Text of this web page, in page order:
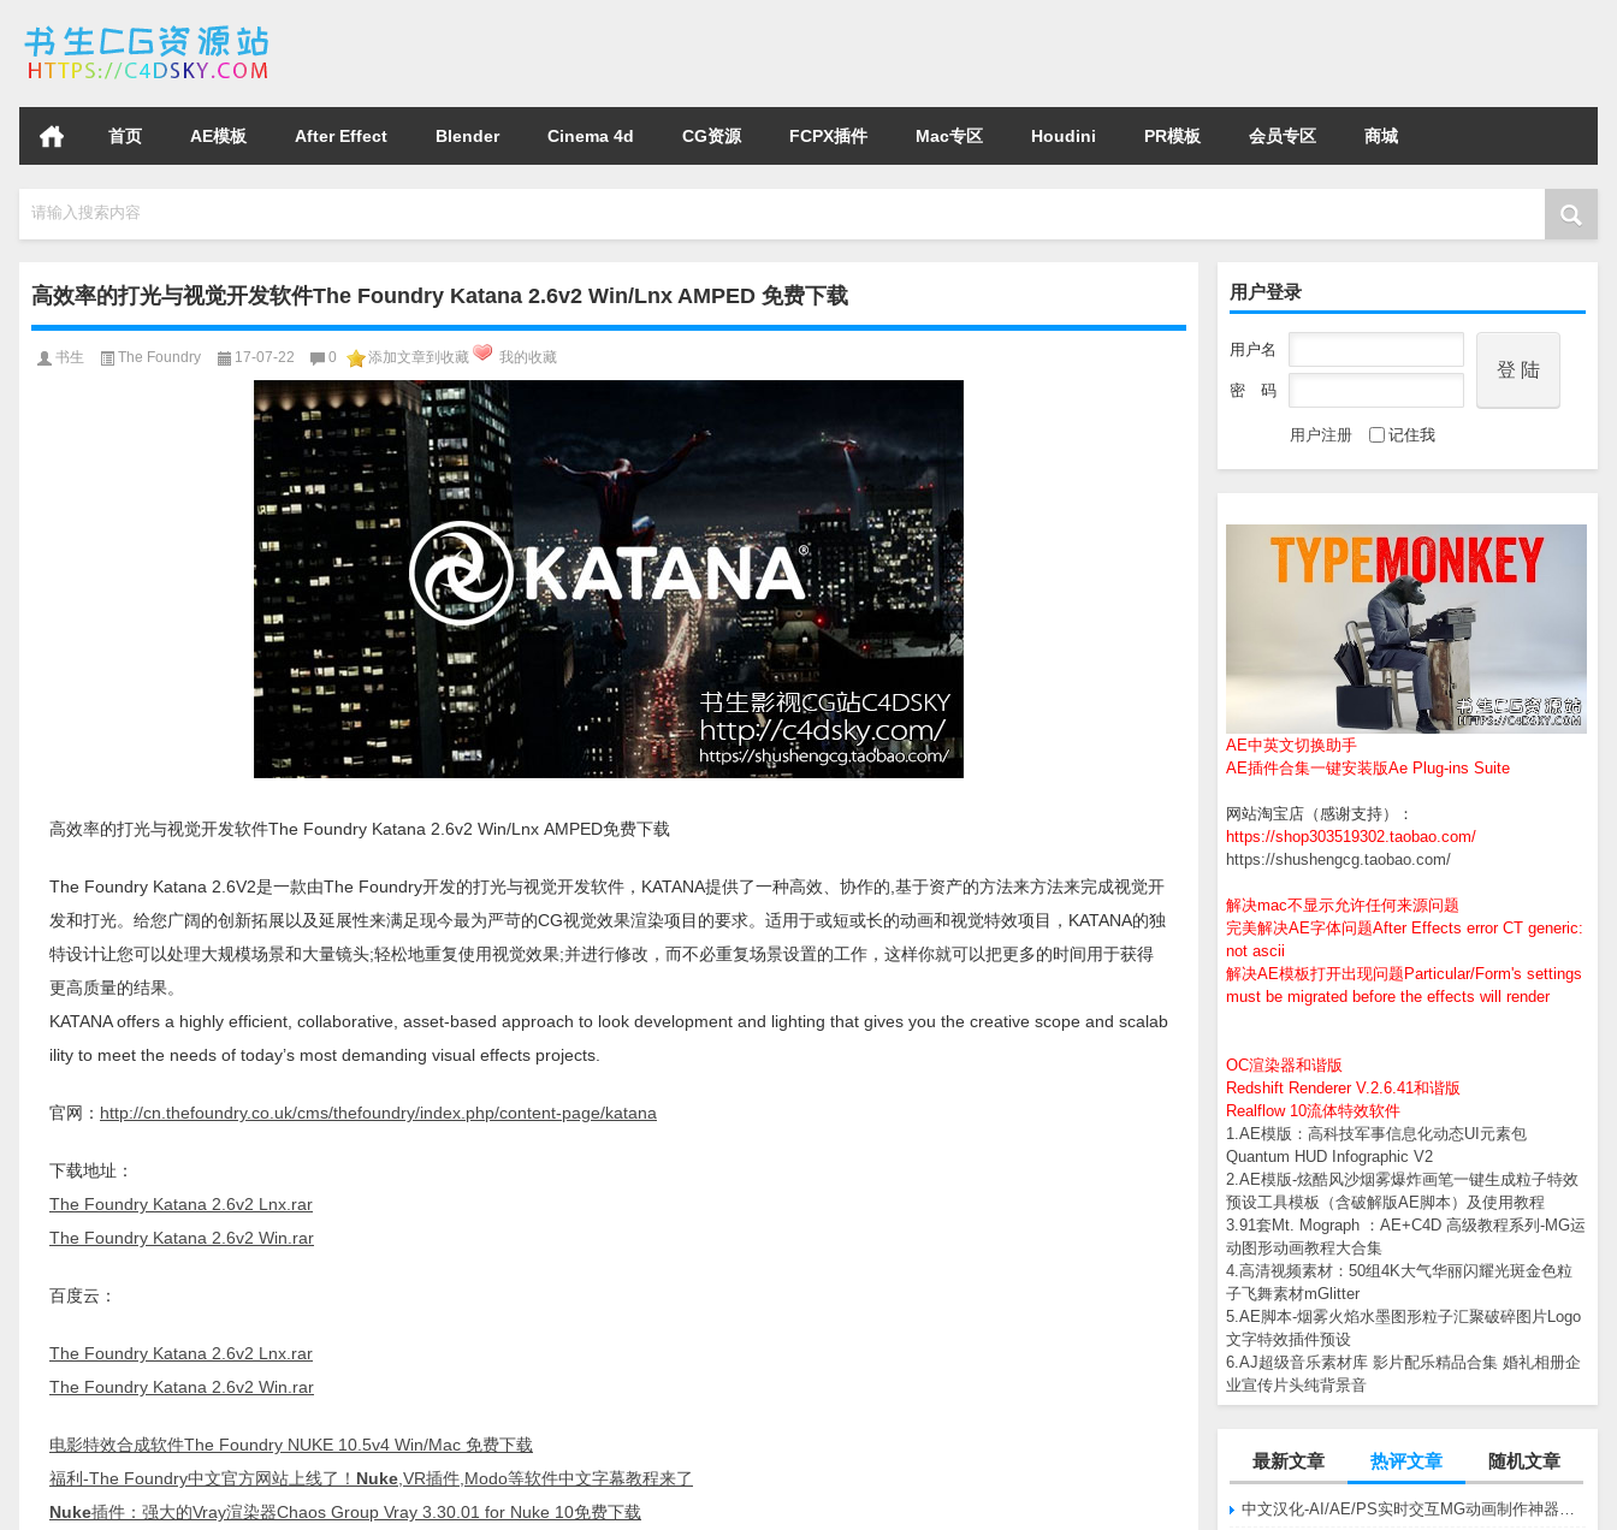
首页 AE模板 After Effect Blender Cinema 4d CG资源 FCPX插件 Mac专区 Houdini PR模板 会员专区 商城
请输入搜索内容
用户登录
用户名
密 码
用户注册 记住我
AE中英文切换助手
AE插件合集一键安装版Ae Plug-ins Suite
网站淘宝店（感谢支持）：
https://shop303519302.taobao.com/
https://shushengcg.taobao.com/
解决mac不显示允许任何来源问题
完美解决AE字体问题After Effects error CT generic:
not ascii
解决AE模板打开出现问题Particular/Form's settings
must be migrated before the effects will render
OC渲染器和谐版
Redshift Renderer V.2.6.41和谐版
Realflow 10流体特效软件
1.AE模版：高科技军事信息化动态UI元素包
Quantum HUD Infographic V2
2.AE模版-炫酷风沙烟雾爆炸画笔一键生成粒子特效
预设工具模板（含破解版AE脚本）及使用教程
3.91套Mt. Mograph ：AE+C4D 高级教程系列-MG运
动图形动画教程大合集
4.高清视频素材：50组4K大气华丽闪耀光斑金色粒
子飞舞素材mGlitter
5.AE脚本-烟雾火焰水墨图形粒子汇聚破碎图片Logo
文字特效插件预设
6.AJ超级音乐素材库 影片配乐精品合集 婚礼相册企
业宣传片头纯背景音
最新文章 热评文章 随机文章
高效率的打光与视觉开发软件The Foundry Katana 2.6v2 Win/Lnx AMPED 免费下载
书生 The Foundry 17-07-22 0 添加文章到收藏 我的收藏
高效率的打光与视觉开发软件The Foundry Katana 2.6v2 Win/Lnx AMPED免费下载
The Foundry Katana 2.6V2是一款由The Foundry开发的打光与视觉开发软件，KATANA提供了一种高效、协作的,基于资产的方法来方法来完成视觉开
发和打光。给您广阔的创新拓展以及延展性来满足现今最为严苛的CG视觉效果渲染项目的要求。适用于或短或长的动画和视觉特效项目，KATANA的独
特设计让您可以处理大规模场景和大量镜头;轻松地重复使用视觉效果;并进行修改，而不必重复场景设置的工作，这样你就可以把更多的时间用于获得
更高质量的结果。
KATANA offers a highly efficient, collaborative, asset-based approach to look development and lighting that gives you the creative scope and scalab
ility to meet the needs of today’s most demanding visual effects projects.
官网： http://cn.thefoundry.co.uk/cms/thefoundry/index.php/content-page/katana
下载地址：
The Foundry Katana 2.6v2 Lnx.rar
The Foundry Katana 2.6v2 Win.rar
百度云：
The Foundry Katana 2.6v2 Lnx.rar
The Foundry Katana 2.6v2 Win.rar
电影特效合成软件The Foundry NUKE 10.5v4 Win/Mac 免费下载
福利-The Foundry中文官方网站上线了！ Nuke ,VR插件,Modo等软件中文字幕教程来了
Nuke插件：强大的Vray渲染器Chaos Group Vray 3.30.01 for Nuke 10免费下载